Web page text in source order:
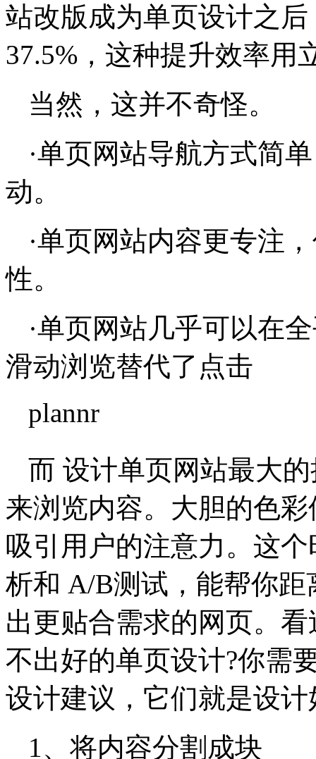
站改版成为单页设计之
37.5%，这种提升效率用
当然，这并不奇怪。
·单页网站导航方式简
动。
·单页网站内容更专注
性。
·单页网站几乎可以在
滑动浏览替代了点击
plannr
而 设计单页网站最大
来浏览内容。大胆的色
吸引用户的注意力。这
析和 A/B测试，能帮你
出更贴合需求的网页。
不出好的单页设计?你需
设计建议，它们就是设
1、将内容分割成块